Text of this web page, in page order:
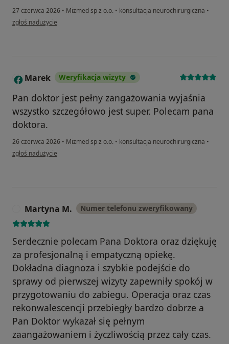
27 czerwca 2026 • Mizmed sp z o.o. • konsultacja neurochirurgiczna •
w opinii użytkownika Andrzej
zgłoś nadużycie
M Marek Weryfikacja wizyty
Pan doktor jest pełny zangażowania wyjaśnia
wszystko szczegółowo jest super. Polecam pana
doktora.
26 czerwca 2026 • Mizmed sp z o.o. • konsultacja neurochirurgiczna •
w opinii użytkownika Marek
zgłoś nadużycie
Martyna M. Numer telefonu zweryfikowany
Serdecznie polecam Pana Doktora oraz dziękuję
za profesjonalną i empatyczną opiekę.
Dokładna diagnoza i szybkie podejście do
sprawy od pierwszej wizyty zapewniły spokój w
przygotowaniu do zabiegu. Operacja oraz czas
rekonwalescencji przebiegły bardzo dobrze a
Pan Doktor wykazał się pełnym
zaangażowaniem i życzliwością przez cały czas.